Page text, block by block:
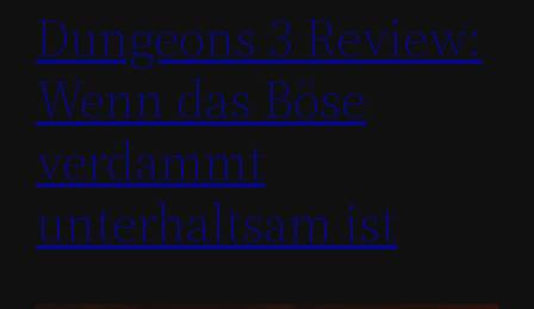
Dungeons 3 Review:
Wenn das Böse
verdammt
unterhaltsam ist